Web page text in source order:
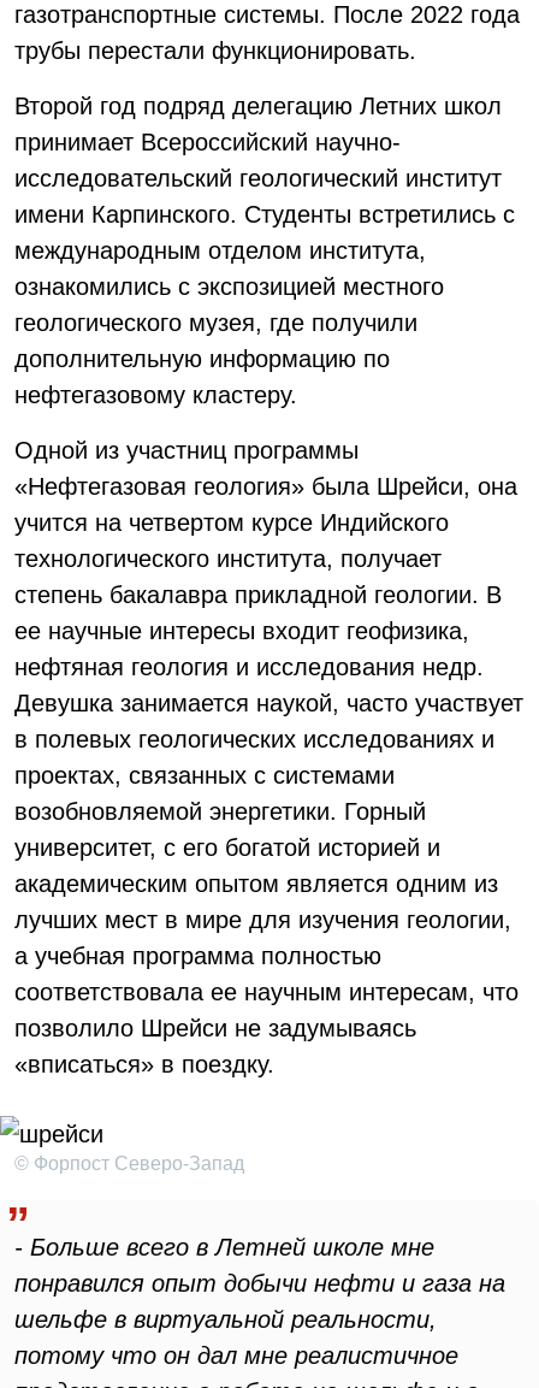
газотранспортные системы. После 2022 года
трубы перестали функционировать.
Второй год подряд делегацию Летних школ
принимает Всероссийский научно-
исследовательский геологический институт
имени Карпинского. Студенты встретились с
международным отделом института,
ознакомились с экспозицией местного
геологического музея, где получили
дополнительную информацию по
нефтегазовому кластеру.
Одной из участниц программы
«Нефтегазовая геология» была Шрейси, она
учится на четвертом курсе Индийского
технологического института, получает
степень бакалавра прикладной геологии. В
ее научные интересы входит геофизика,
нефтяная геология и исследования недр.
Девушка занимается наукой, часто участвует
в полевых геологических исследованиях и
проектах, связанных с системами
возобновляемой энергетики. Горный
университет, с его богатой историей и
академическим опытом является одним из
лучших мест в мире для изучения геологии,
а учебная программа полностью
соответствовала ее научным интересам, что
позволило Шрейси не задумываясь
«вписаться» в поездку.
© Форпост Северо-Запад
- Больше всего в Летней школе мне
понравился опыт добычи нефти и газа на
шельфе в виртуальной реальности,
потому что он дал мне реалистичное